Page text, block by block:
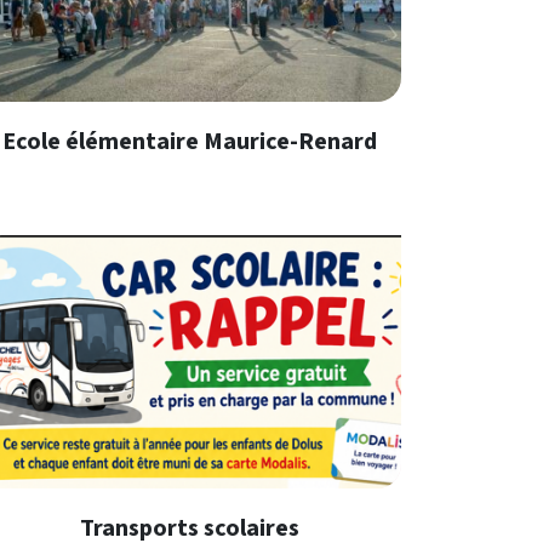
Ecole élémentaire Maurice-Renard
Transports scolaires